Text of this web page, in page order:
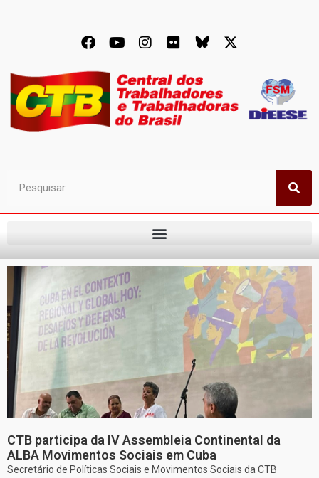
CTB participa da IV Assembleia Continental da
ALBA Movimentos Sociais em Cuba
Secretário de Políticas Sociais e Movimentos Sociais da CTB